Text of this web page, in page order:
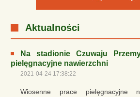
Aktualności
Na stadionie Czuwaju
pielęgnacyjne nawierzchni
2021-04-24 17:38:22
Wiosenne prace pielęgnacyjne